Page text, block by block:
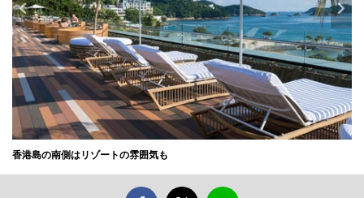
香港島の南側はリゾートの雰囲気も